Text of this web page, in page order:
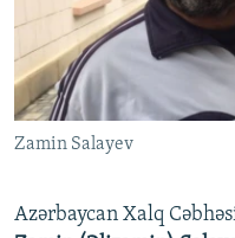
Zamin Salayev
Azərbaycan Xalq